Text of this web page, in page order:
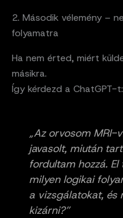
2. Második vélemény –
folyamatra
Ha nem érted, miért
másikra.
Így kérdezd a ChatGPT-t:
„Az orvosom MRI-
javasolt, miután
fordultam hozzá.
milyen logikai
a vizsgálatokat, és
kizárni?”